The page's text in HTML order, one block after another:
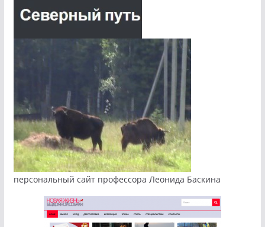
персональный сайт профессора Леонида Баскина